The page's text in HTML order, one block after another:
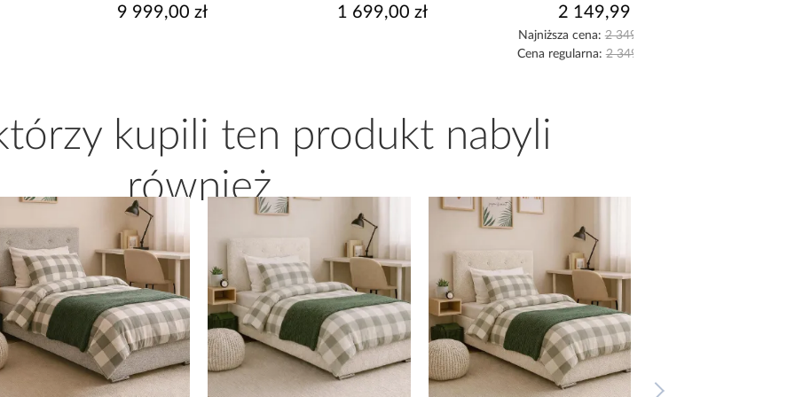
9 999,00 zł 1 699,00 zł 2 149,99 zł
Najniższa cena:2 349,99 zł
Cena regularna:2 349,99 zł
kupili ten produkt nabyli
również